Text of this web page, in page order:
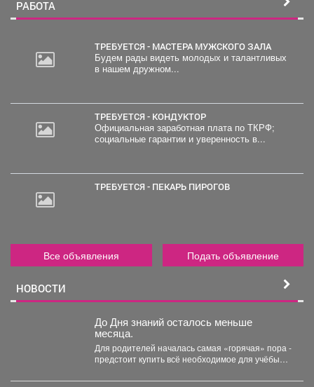
РАБОТА
ТРЕБУЕТСЯ - МАСТЕРА МУЖСКОГО ЗАЛА
Будем рады видеть молодых и талантливых
в нашем дружном...
ТРЕБУЕТСЯ - КОНДУКТОР
Официальная заработная плата по ТКРФ;
социальные гарантии и уверенность в...
ТРЕБУЕТСЯ - ПЕКАРЬ ПИРОГОВ
Все объявления Подать объявление
НОВОСТИ
До Дня знаний осталось меньше
месяца.
Для родителей началась самая «горячая» пора -
предстоит купить всё необходимое для учёбы